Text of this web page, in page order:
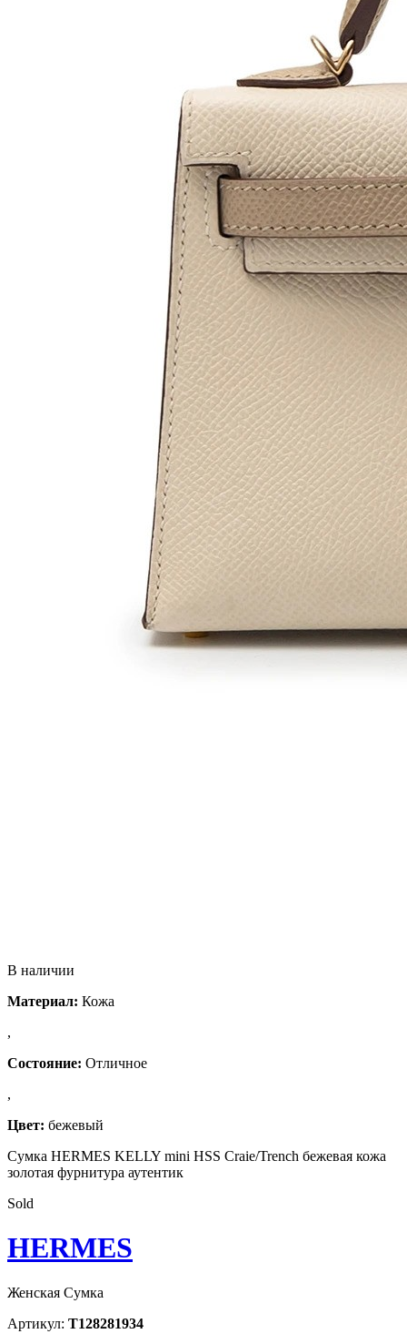
В наличии
Материал: Кожа
,
Состояние: Отличное
,
Цвет: бежевый
Сумка HERMES KELLY mini HSS Craie/Trench бежевая кожа
золотая фурнитура аутентик
Sold
HERMES
Женская Сумка
Артикул: T128281934